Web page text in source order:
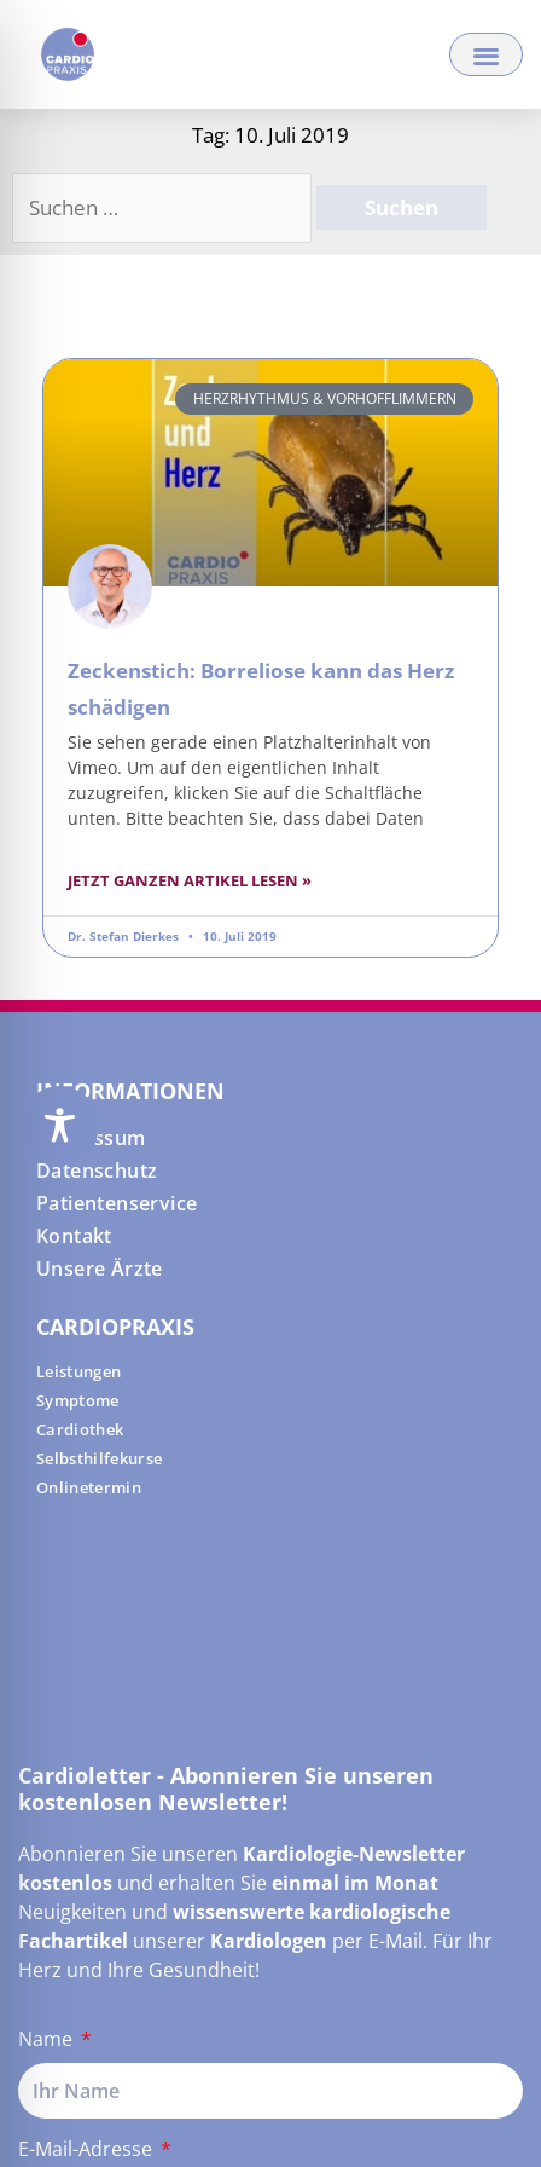
Inhalt
springen
Tag: 10. Juli 2019
HERZRHYTHMUS & VORHOFFLIMMERN
Zeckenstich: Borreliose kann das Herz
schädigen
Sie sehen gerade einen Platzhalterinhalt von
Vimeo. Um auf den eigentlichen Inhalt
zuzugreifen, klicken Sie auf die Schaltfläche
unten. Bitte beachten Sie, dass dabei Daten
JETZT GANZEN ARTIKEL LESEN »
Dr. Stefan Dierkes 10. Juli 2019
INFORMATIONEN
Impressum
Datenschutz
Patientenservice
Kontakt
Unsere Ärzte
CARDIOPRAXIS
Leistungen
Symptome
Cardiothek
Selbsthilfekurse
Onlinetermin
Cardioletter - Abonnieren Sie unseren
kostenlosen Newsletter!
Abonnieren Sie unseren Kardiologie-Newsletter
kostenlos und erhalten Sie einmal im Monat
Neuigkeiten und wissenswerte kardiologische
Fachartikel unserer Kardiologen per E-Mail. Für Ihr
Herz und Ihre Gesundheit!
Name
E-Mail-Adresse